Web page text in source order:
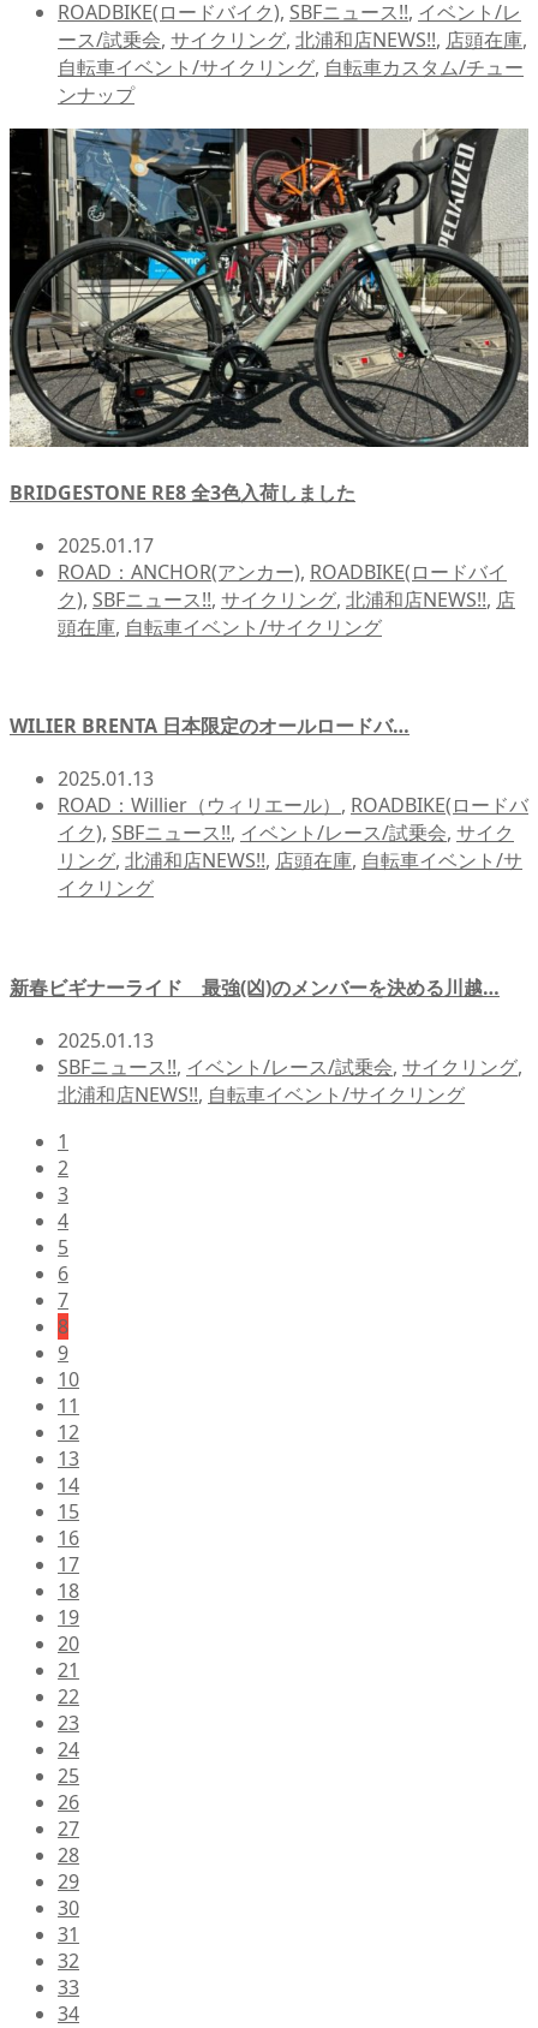
ROADBIKE(ロードバイク), SBFニュース!!, イベント/レ
ース/試乗会, サイクリング, 北浦和店NEWS!!, 店頭在庫,
自転車イベント/サイクリング, 自転車カスタム/チュー
ンナップ
BRIDGESTONE RE8 全3色入荷しました
2025.01.17
ROAD：ANCHOR(アンカー), ROADBIKE(ロードバイ
ク), SBFニュース!!, サイクリング, 北浦和店NEWS!!, 店
頭在庫, 自転車イベント/サイクリング
WILIER BRENTA 日本限定のオールロードバ…
2025.01.13
ROAD：Willier（ウィリエール） , ROADBIKE(ロードバ
イク), SBFニュース!!, イベント/レース/試乗会, サイク
リング, 北浦和店NEWS!!, 店頭在庫, 自転車イベント/サ
イクリング
新春ビギナーライド 最強(凶)のメンバーを決める川越…
2025.01.13
SBFニュース!!, イベント/レース/試乗会, サイクリング,
北浦和店NEWS!!, 自転車イベント/サイクリング
1
2
3
4
5
6
7
8
9
10
11
12
13
14
15
16
17
18
19
20
21
22
23
24
25
26
27
28
29
30
31
32
33
34